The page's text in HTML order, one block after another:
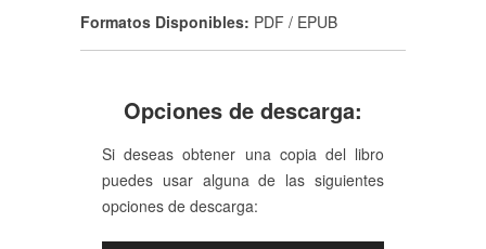
Formatos Disponibles: PDF / EPUB
Opciones de descarga:
Si deseas obtener una copia del libro
puedes usar alguna de las siguientes
opciones de descarga: